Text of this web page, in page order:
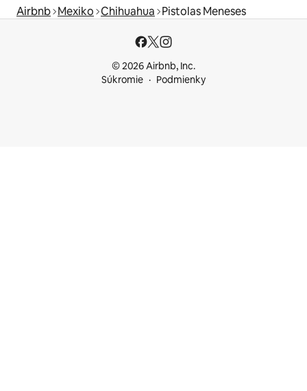
Airbnb Mexiko Chihuahua Pistolas Meneses
© 2026 Airbnb, Inc.
Súkromie
Podmienky